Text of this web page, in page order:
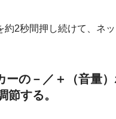
約2秒間押し続けて、ネ
の－／＋（音量）
する。